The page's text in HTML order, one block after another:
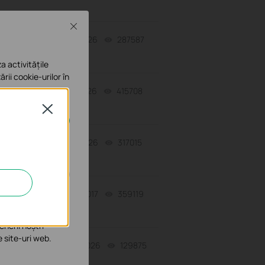
07-31-2026 287587
07-17-2026 415708
07-16-2026 317015
06-09-2017 359119
06-24-2026 129875
Close
activitățile
cookie-urilor în
sistemele tale
și ajusta
noștri
site-uri web.
Close